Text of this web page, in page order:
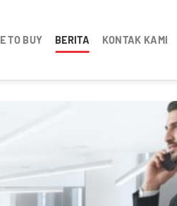
TO BUY BERITA KONTAK KAMI